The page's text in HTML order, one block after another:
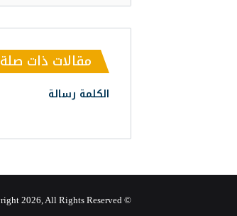
مقالات ذات صلة
الكلمة رسالة
© Copyright 2026, All Rights Reserved